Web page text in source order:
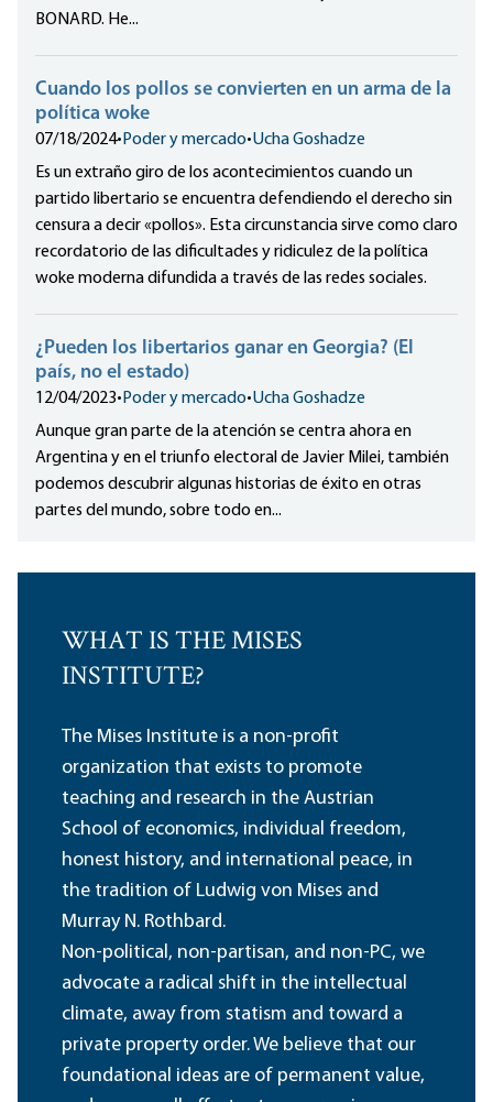
BONARD. He...
Cuando los pollos se convierten en un arma de la
política woke
07/18/2024•Poder y mercado•Ucha Goshadze
Es un extraño giro de los acontecimientos cuando un
partido libertario se encuentra defendiendo el derecho sin
censura a decir «pollos». Esta circunstancia sirve como claro
recordatorio de las dificultades y ridiculez de la política
woke moderna difundida a través de las redes sociales.
¿Pueden los libertarios ganar en Georgia? (El
país, no el estado)
12/04/2023•Poder y mercado•Ucha Goshadze
Aunque gran parte de la atención se centra ahora en
Argentina y en el triunfo electoral de Javier Milei, también
podemos descubrir algunas historias de éxito en otras
partes del mundo, sobre todo en...
WHAT IS THE MISES
INSTITUTE?
The Mises Institute is a non-profit
organization that exists to promote
teaching and research in the Austrian
School of economics, individual freedom,
honest history, and international peace, in
the tradition of Ludwig von Mises and
Murray N. Rothbard.
Non-political, non-partisan, and non-PC, we
advocate a radical shift in the intellectual
climate, away from statism and toward a
private property order. We believe that our
foundational ideas are of permanent value,